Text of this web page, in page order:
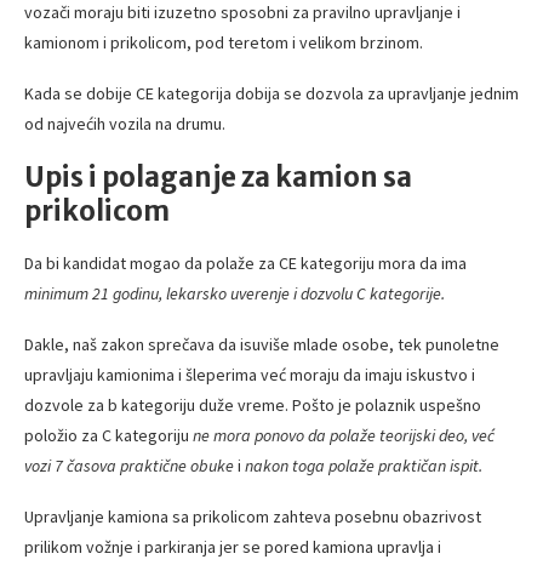
vozači moraju biti izuzetno sposobni za pravilno upravljanje i
kamionom i prikolicom, pod teretom i velikom brzinom.
Kada se dobije CE kategorija dobija se dozvola za upravljanje jednim
od najvećih vozila na drumu.
Upis i polaganje za kamion sa
prikolicom
Da bi kandidat mogao da polaže za CE kategoriju mora da ima
minimum 21 godinu, lekarsko uverenje i dozvolu C kategorije.
Dakle, naš zakon sprečava da isuviše mlade osobe, tek punoletne
upravljaju kamionima i šleperima već moraju da imaju iskustvo i
dozvole za b kategoriju duže vreme. Pošto je polaznik uspešno
položio za C kategoriju ne mora ponovo da polaže teorijski deo, već
vozi 7 časova praktične obukei nakon toga polaže praktičan ispit.
Upravljanje kamiona sa prikolicom zahteva posebnu obazrivost
prilikom vožnje i parkiranja jer se pored kamiona upravlja i